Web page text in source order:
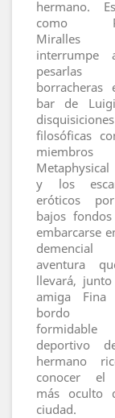
hermano.
como
Miralles
interrumpe
pesarlas
borracheras
bar de
disquisiciones
filosóficas
y los
eróticos
bajos
embarcarse
demencial
aventura
llevará,
amiga
bordo
formidable
deportivo
hermano
conocer el
más oculto
ciudad.